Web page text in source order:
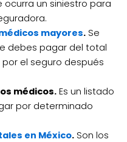
un siniestro para
mayores.Se
debes pagar del total
el seguro después
médicos.Es un listado
por determinado
en México.Son los